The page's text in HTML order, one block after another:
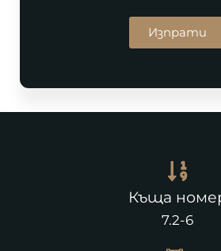
Изпрати
Къща
7.2-6